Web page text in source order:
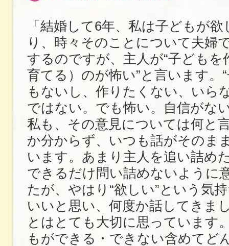
「結婚して6年、私は子どもが
り、時々そのことについて夫婦
するのですが、主人が“子どもを
育てる）のが怖い”と言います。
もないし、作りたくない、いら
ではない。でも怖い。自信がな
私も、その意見については何と
か分からず、いつも話がそのま
います。あまり主人を追い詰め
できるだけ問い詰めないように
たが、やはり“欲しい”という気
いいと思い、何度か話してきま
とはとても大切に思っています
もができる・できない含めてど